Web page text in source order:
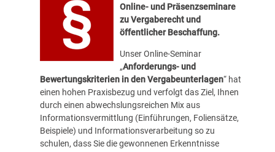
Online- und Präsenzseminare
zu Vergaberecht und
öffentlicher Beschaffung.
Unser Online-Seminar
„Anforderungs- und
Bewertungskriterien in den Vergabeunterlagen“ hat
einen hohen Praxisbezug und verfolgt das Ziel, Ihnen
durch einen abwechslungsreichen Mix aus
Informationsvermittlung (Einführungen, Foliensätze,
Beispiele) und Informationsverarbeitung so zu
schulen, dass Sie die gewonnenen Erkenntnisse